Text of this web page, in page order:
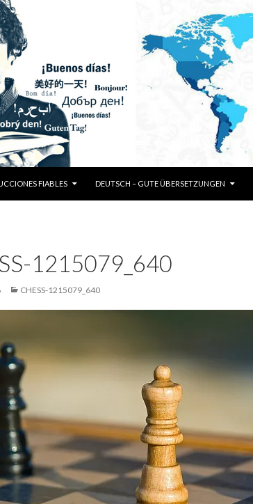
FIABLES
DEUTSCH – GUTE ÜBERSETZUNGEN
1215079_640
CHESS-1215079_640